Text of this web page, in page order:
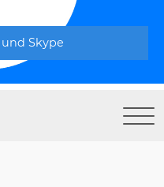
Skype